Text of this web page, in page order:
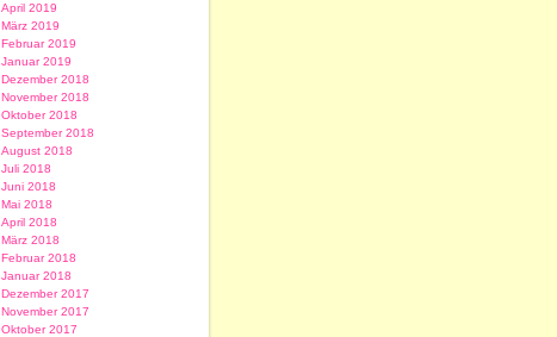
April 2019
März 2019
Februar 2019
Januar 2019
Dezember 2018
November 2018
Oktober 2018
September 2018
August 2018
Juli 2018
Juni 2018
Mai 2018
April 2018
März 2018
Februar 2018
Januar 2018
Dezember 2017
November 2017
Oktober 2017